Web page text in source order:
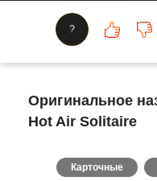
?
Оригинальное
Hot Air Solitaire
Карточные